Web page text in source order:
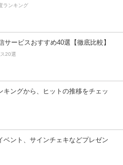
ランキング
サービスおすすめ40選【徹底比較】
20選
キングから、ヒットの推移をチェッ
ベント、サインチェキなどプレゼン